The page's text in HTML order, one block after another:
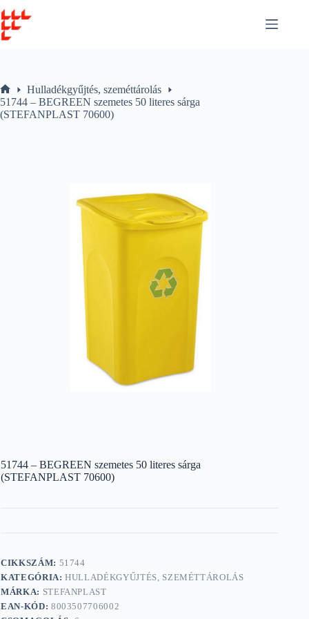
to
content
Home
Hulladékgyűjtés, szeméttárolás
51744 – BEGREEN szemetes 50 literes sárga
(STEFANPLAST 70600)
51744 – BEGREEN szemetes 50 literes sárga
(STEFANPLAST 70600)
CIKKSZÁM: 51744
KATEGÓRIA:HULLADÉKGYŰJTÉS, SZEMÉTTÁROLÁS
MÁRKA: STEFANPLAST
EAN-KÓD: 8003507706002